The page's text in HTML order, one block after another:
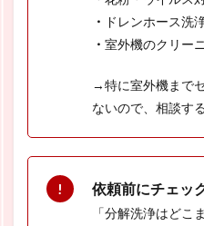
・ ドレンホース洗
・ 室外機のクリー
→特に室外機まで
ないので、相談す
依頼前にチェッ
「分解洗浄はどこ